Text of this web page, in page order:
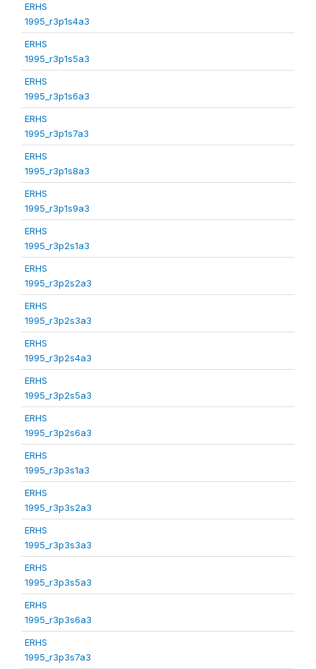
ERHS
1995_r3p1s4a3
ERHS
1995_r3p1s5a3
ERHS
1995_r3p1s6a3
ERHS
1995_r3p1s7a3
ERHS
1995_r3p1s8a3
ERHS
1995_r3p1s9a3
ERHS
1995_r3p2s1a3
ERHS
1995_r3p2s2a3
ERHS
1995_r3p2s3a3
ERHS
1995_r3p2s4a3
ERHS
1995_r3p2s5a3
ERHS
1995_r3p2s6a3
ERHS
1995_r3p3s1a3
ERHS
1995_r3p3s2a3
ERHS
1995_r3p3s3a3
ERHS
1995_r3p3s5a3
ERHS
1995_r3p3s6a3
ERHS
1995_r3p3s7a3